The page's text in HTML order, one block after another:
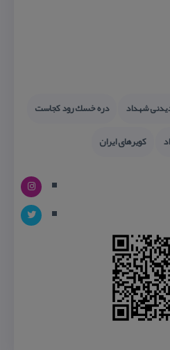
شهداد
دره خسك رود كجاست
كویرهای ایران